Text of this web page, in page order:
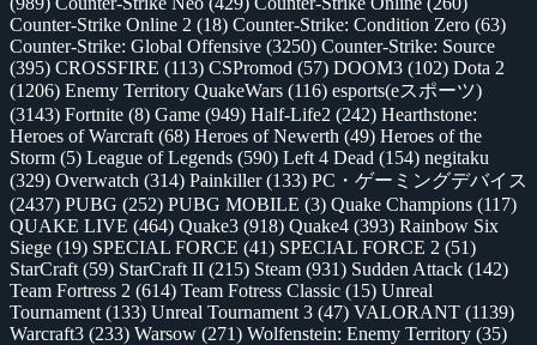
Counter-Strike Online 2 (18) Counter-Strike: Condition Zero (63)
Counter-Strike: Global Offensive (3250) Counter-Strike: Source
(395) CROSSFIRE (113) CSPromod (57) DOOM3 (102) Dota 2
(1206) Enemy Territory QuakeWars (116) esports(eスポーツ)
(3143) Fortnite (8) Game (949) Half-Life2 (242) Hearthstone:
Heroes of Warcraft (68) Heroes of Newerth (49) Heroes of the
Storm (5) League of Legends (590) Left 4 Dead (154) negitaku
(329) Overwatch (314) Painkiller(133) PC・ゲーミングデバイス
(2437) PUBG (252) PUBG MOBILE (3) Quake Champions (117)
QUAKE LIVE (464) Quake3 (918) Quake4 (393) Rainbow Six
Siege (19) SPECIAL FORCE (41) SPECIAL FORCE 2 (51)
StarCraft (59) StarCraft II (215) Steam (931) Sudden Attack (142)
Team Fortress 2 (614) Team Fotress Classic (15) Unreal
Tournament (133) Unreal Tournament 3 (47) VALORANT (1139)
Warcraft3 (233) Warsow (271) Wolfenstein: Enemy Territory (35)